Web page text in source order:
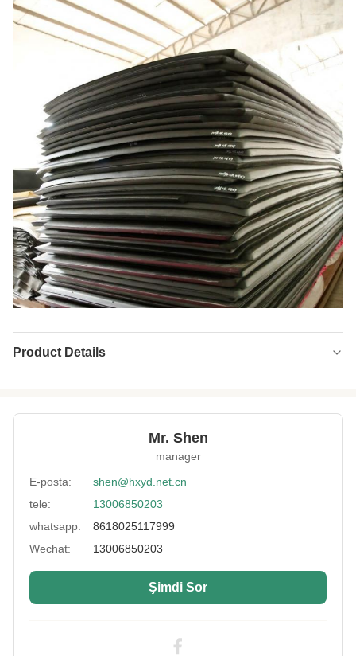
Product Details
Function: Antioksidan, kükürt direnci
2-40mm
Size: 130x330cm, 130x680cm, 130x420cm
Color:
Siyah, sarı, pembe, mor veya müşteri
Application:
Dalış elbisesi, bikini, spor koruyucular, çantalar
Anti-bakteriyel, nefes alabilen, çevre dostu
SBR silikon sünger levha
Mr. Shen
manager
E-posta:
shen@hxyd.net.cn
tele:
13006850203
whatsapp:
8618025117999
Wechat:
13006850203
Şimdi Sor